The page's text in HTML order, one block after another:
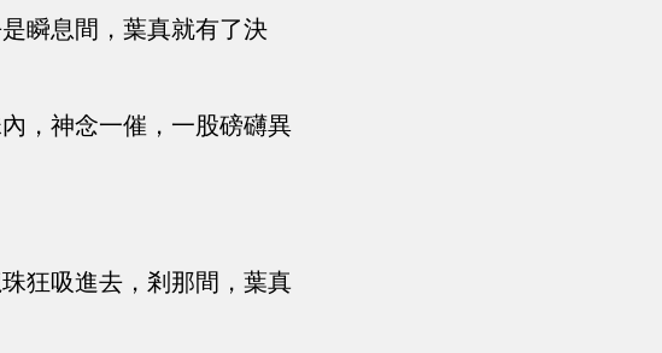
瞬息間，葉真就有了決
，神念一催，一股磅礴異
狂吸進去，剎那間，葉真